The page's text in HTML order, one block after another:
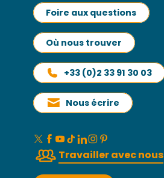
Foire aux questions
Où nous trouver
+33 (0)2 33 91 30 03
Nous écrire
Travailler avec nous